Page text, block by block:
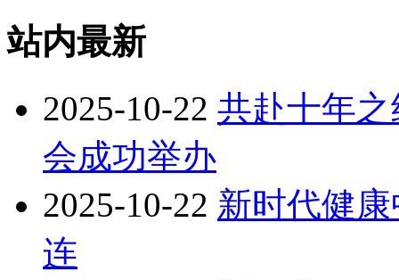
站内最新
2025-10-22 共赴十年
会成功举办
2025-10-22 新时代健
连